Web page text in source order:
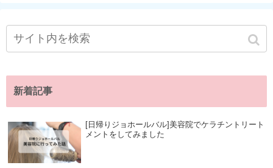
新着記事
[日帰りジョホールバル]美容院でケラチントリート
メントをしてみました